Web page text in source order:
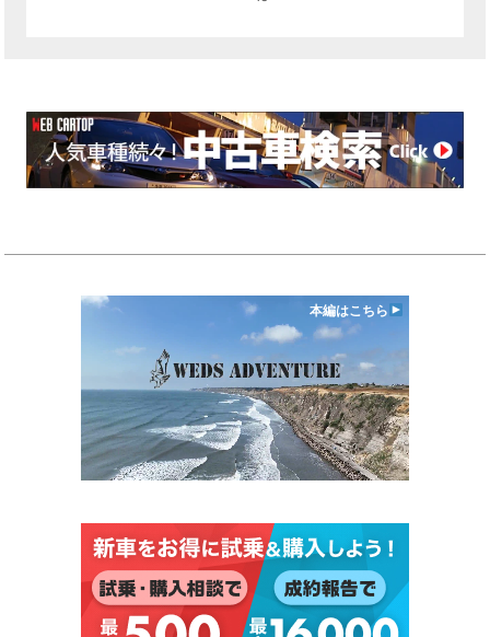
本編はこちら